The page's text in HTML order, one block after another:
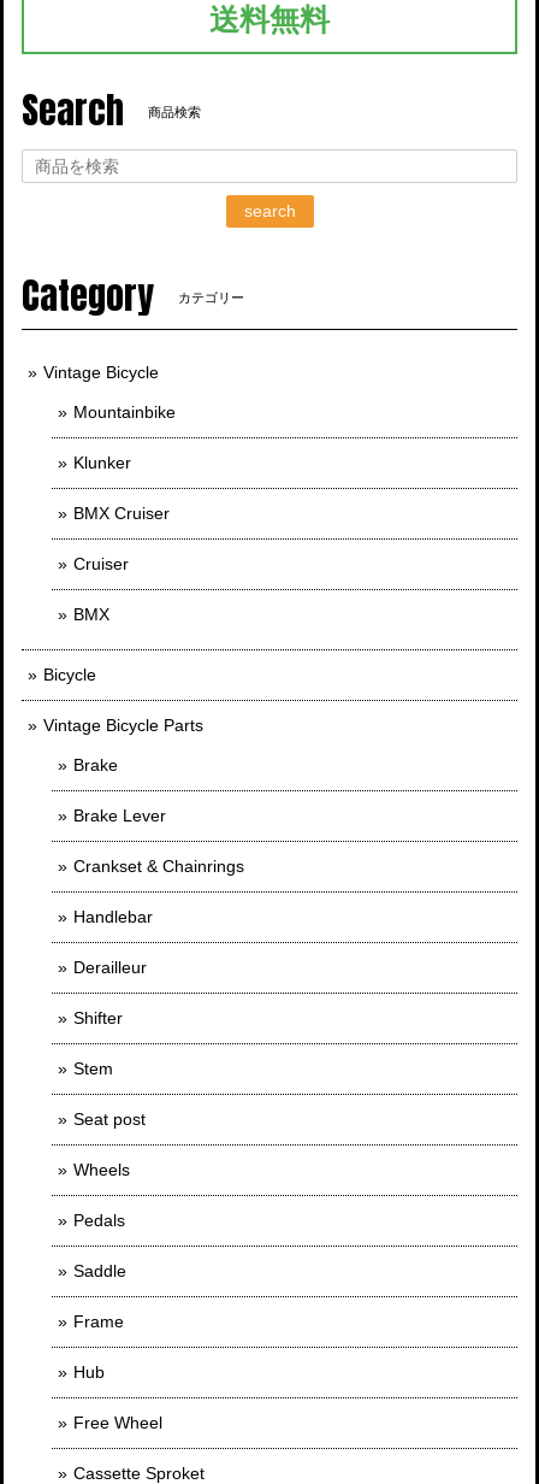
送料無料
Search 商品検索
search
Category カテゴリー
Vintage Bicycle
Mountainbike
Klunker
BMX Cruiser
Cruiser
BMX
Bicycle
Vintage Bicycle Parts
Brake
Brake Lever
Crankset & Chainrings
Handlebar
Derailleur
Shifter
Stem
Seat post
Wheels
Pedals
Saddle
Frame
Hub
Free Wheel
Cassette Sproket